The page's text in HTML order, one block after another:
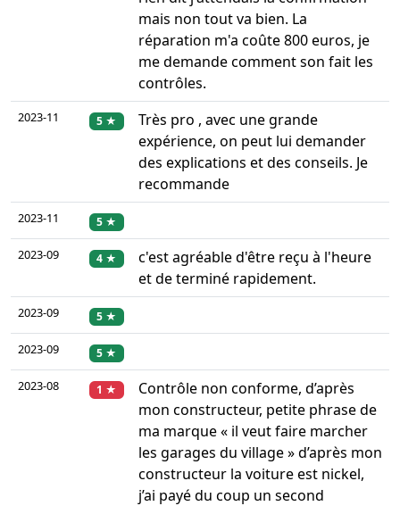
mais non tout va bien. La
réparation m'a coûte 800 euros, je
me demande comment son fait les
contrôles.
2023-11 5 ★
Très pro , avec une grande
expérience, on peut lui demander
des explications et des conseils. Je
recommande
2023-11 5 ★
2023-09 4 ★
c'est agréable d'être reçu à l'heure
et de terminé rapidement.
2023-09 5 ★
2023-09 5 ★
2023-08 1 ★
Contrôle non conforme, d’après
mon constructeur, petite phrase de
ma marque « il veut faire marcher
les garages du village » d’après mon
constructeur la voiture est nickel,
j’ai payé du coup un second